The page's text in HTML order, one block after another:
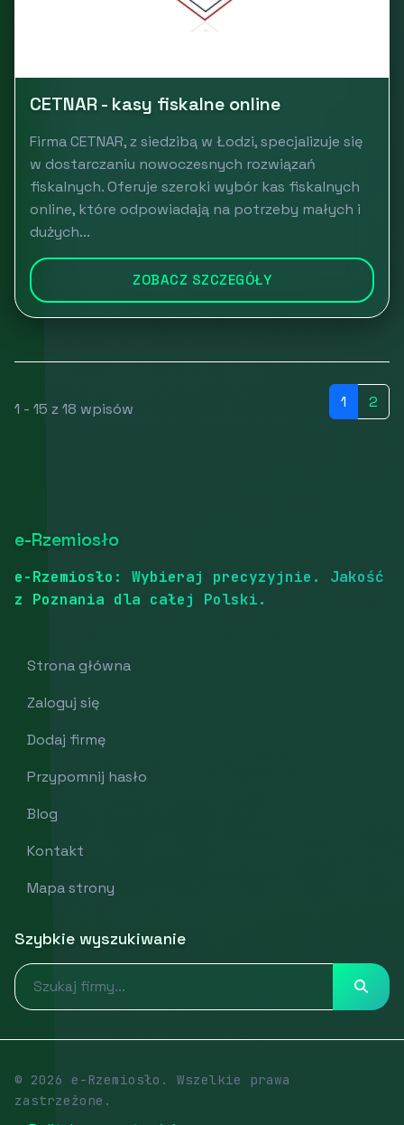
CETNAR - kasy fiskalne online
Firma CETNAR, z siedzibą w Łodzi, specjalizuje się
w dostarczaniu nowoczesnych rozwiązań
fiskalnych. Oferuje szeroki wybór kas fiskalnych
online, które odpowiadają na potrzeby małych i
dużych...
ZOBACZ SZCZEGÓŁY
1 - 15 z 18 wpisów 1 2
e-Rzemiosło
e-Rzemiosło: Wybieraj precyzyjnie. Jakość
z Poznania dla całej Polski.
Strona główna
Zaloguj się
Dodaj firmę
Przypomnij hasło
Blog
Kontakt
Mapa strony
Szybkie wyszukiwanie
© 2026 e-Rzemiosło. Wszelkie prawa
zastrzeżone.